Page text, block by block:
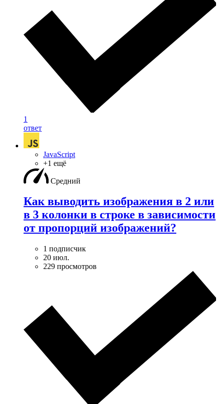
1
ответ
JavaScript
+1 ещё
Средний
Как выводить изображения в 2 или
в 3 колонки в строке в зависимости
от пропорций изображений?
1 подписчик
20 июл.
229 просмотров